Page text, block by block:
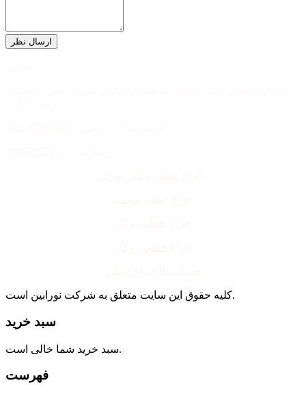
کلیه حقوق این سایت متعلق به شرکت نورابین است.
سبد خرید
سبد خرید شما خالی است.
فهرست